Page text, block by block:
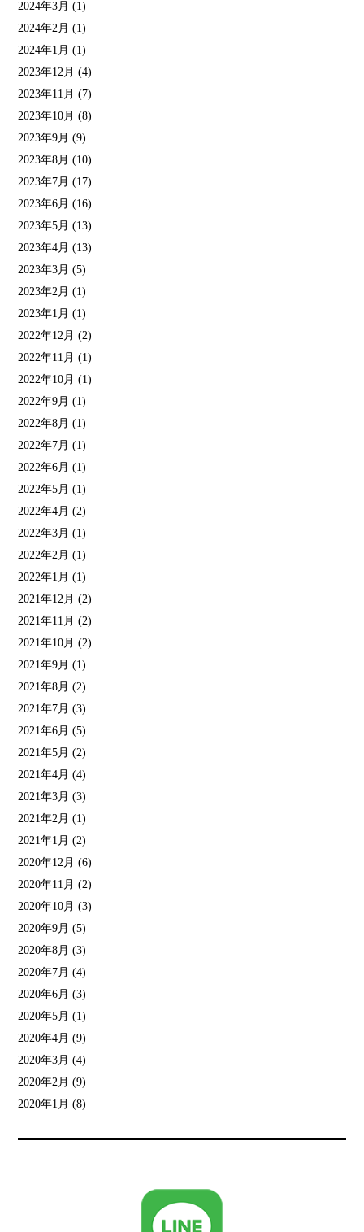
2024年3月 (1)
2024年2月 (1)
2024年1月 (1)
2023年12月 (4)
2023年11月 (7)
2023年10月 (8)
2023年9月 (9)
2023年8月 (10)
2023年7月 (17)
2023年6月 (16)
2023年5月 (13)
2023年4月 (13)
2023年3月 (5)
2023年2月 (1)
2023年1月 (1)
2022年12月 (2)
2022年11月 (1)
2022年10月 (1)
2022年9月 (1)
2022年8月 (1)
2022年7月 (1)
2022年6月 (1)
2022年5月 (1)
2022年4月 (2)
2022年3月 (1)
2022年2月 (1)
2022年1月 (1)
2021年12月 (2)
2021年11月 (2)
2021年10月 (2)
2021年9月 (1)
2021年8月 (2)
2021年7月 (3)
2021年6月 (5)
2021年5月 (2)
2021年4月 (4)
2021年3月 (3)
2021年2月 (1)
2021年1月 (2)
2020年12月 (6)
2020年11月 (2)
2020年10月 (3)
2020年9月 (5)
2020年8月 (3)
2020年7月 (4)
2020年6月 (3)
2020年5月 (1)
2020年4月 (9)
2020年3月 (4)
2020年2月 (9)
2020年1月 (8)